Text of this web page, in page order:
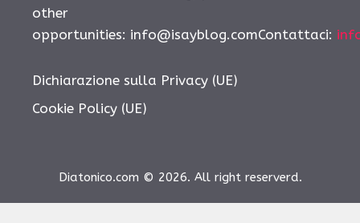
other
opportunities: info@isayblog.comContattaci:
Dichiarazione sulla Privacy (UE)
Cookie Policy (UE)
Diatonico.com © 2026. All right reserverd.